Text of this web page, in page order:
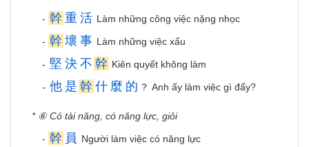
- 幹 重 活 Làm những công việc nặng nhọc
- 幹 壞 事 Làm những việc xấu
- 堅 決 不 幹 Kiên quyết không làm
- 他 是 幹 什 麼 的 ？ Anh ấy làm việc gì đấy?
* ⑥ Có tài năng, có năng lực, giỏi
- 幹 員 Người làm việc có năng lực